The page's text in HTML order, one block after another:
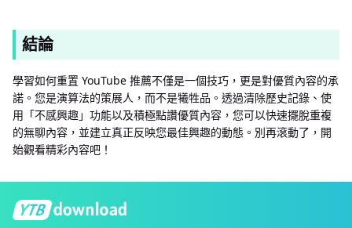
結論
學習如何重置 YouTube 推薦不僅是一個技巧，更是對優質內容的承
諾。您是演算法的策展人，而不是犧牲品。透過清除歷史記錄、使
用「不感興趣」功能以及積極點讚優質內容，您可以快速擺脫重複
的無聊內容，並建立真正反映您最佳興趣的動態。別再滾動了，開
始觀看精彩內容吧！